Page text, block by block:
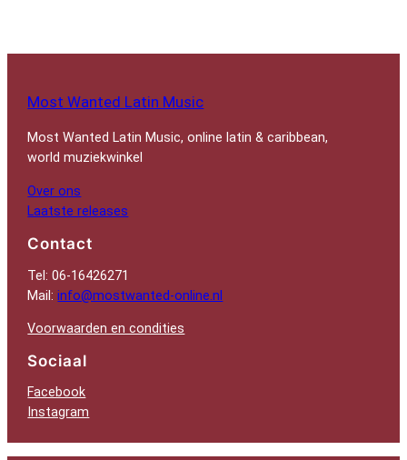
Most Wanted Latin Music
Most Wanted Latin Music, online latin & caribbean,
world muziekwinkel
Over ons
Laatste releases
Contact
Tel: 06-16426271
Mail:info@mostwanted-online.nl
Voorwaarden en condities
Sociaal
Facebook
Instagram